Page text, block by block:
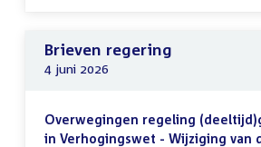
Brieven regering
4 juni 2026
Overwegingen regeling
in Verhogingswet - Wijziging van